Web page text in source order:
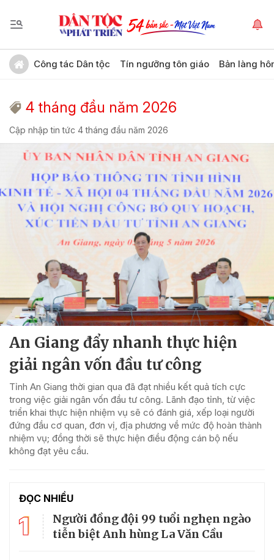
Công tác Dân tộc Tín ngưỡng tôn giáo Bản làng
4 tháng đầu năm 2026
Cập nhập tin tức 4 tháng đầu năm 2026
An Giang đẩy nhanh thực hiện
giải ngân vốn đầu tư công
Tỉnh An Giang thời gian qua đã đạt nhiều kết quả tích cực
trong việc giải ngân vốn đầu tư công. Lãnh đạo tỉnh, từ việc
triển khai thực hiện nhiệm vụ sẽ có đánh giá, xếp loại người
đứng đầu cơ quan, đơn vị, địa phương về mức độ hoàn thành
nhiệm vụ; đồng thời sẽ thực hiện điều động cán bộ nếu
không đạt yêu cầu.
ĐỌC NHIỀU
1
Người đồng đội 99 tuổi nghẹn ngào
tiễn biệt Anh hùng La Văn Cầu